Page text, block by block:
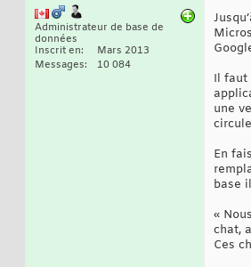
Administrateur de base de
données
Inscrit en
Mars 2013
Messages
10 084
Il faut
une
En
base
«
chat,
Ces